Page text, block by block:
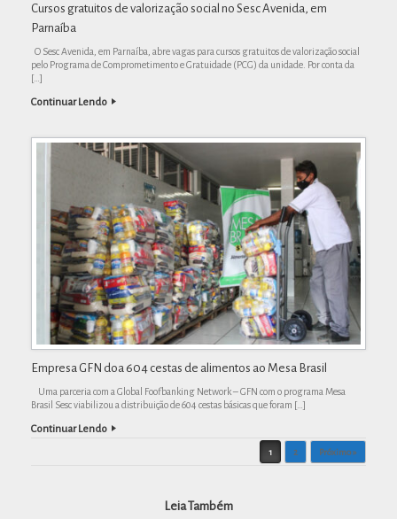
Cursos gratuitos de valorização social no Sesc Avenida, em
Parnaíba
O Sesc Avenida, em Parnaíba, abre vagas para cursos gratuitos de valorização social
pelo Programa de Comprometimento e Gratuidade (PCG) da unidade. Por conta da
[…]
Continuar Lendo
Empresa GFN doa 604 cestas de alimentos ao Mesa Brasil
Uma parceria com a Global Foofbanking Network – GFN com o programa Mesa
Brasil Sesc viabilizou a distribuição de 604 cestas básicas que foram […]
Continuar Lendo
1 2 Próximo »
Leia Também